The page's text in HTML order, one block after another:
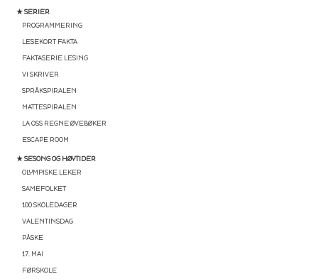
★ SERIER
PROGRAMMERING
LESEKORT FAKTA
FAKTASERIE LESING
VI SKRIVER
SPRÅKSPIRALEN
MATTESPIRALEN
LA OSS REGNE ØVEBØKER
ESCAPE ROOM
★ SESONG OG HØYTIDER
OLYMPISKE LEKER
SAMEFOLKET
100 SKOLEDAGER
VALENTINSDAG
PÅSKE
17. MAI
FØRSKOLE